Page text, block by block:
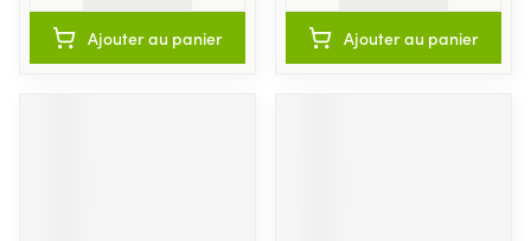
Ajouter au panier Ajouter au panier